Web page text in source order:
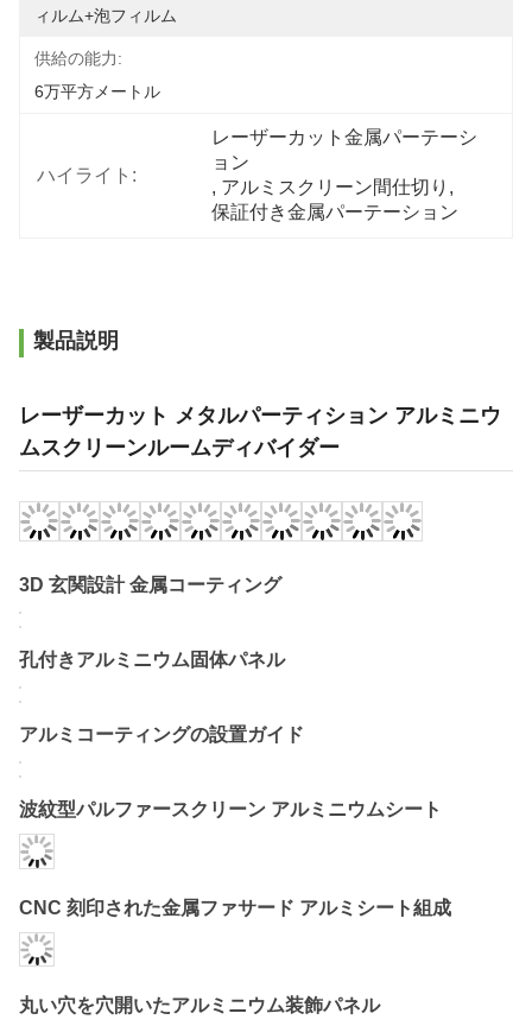
ィルム+泡フィルム
供給の能力:
6万平方メートル
ハイライト:
レーザーカット金属パーテーシ
ョン
, アルミスクリーン間仕切り ,
保証付き金属パーテーション
製品説明
レーザーカット メタルパーティション アルミニウ
ムスクリーンルームディバイダー
3D 玄関設計 金属コーティング
孔付きアルミニウム固体パネル
アルミコーティングの設置ガイド
波紋型パルファースクリーン アルミニウムシート
CNC 刻印された金属ファサード アルミシート組成
丸い穴を穴開いたアルミニウム装飾パネル